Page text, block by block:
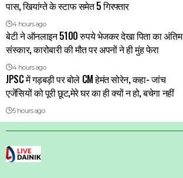
पास, खियांग्ते के स्टाफ समेत 5 गिरफ्तार
4 hours ago
बेटी ने ऑनलाइन 5100 रुपये भेजकर देखा पिता का अंतिम
संस्कार, कारोबारी की मौत पर अपनों ने ही मुंह फेरा
4 hours ago
JPSC में गड़बड़ी पर बोले CM हेमंत सोरेन, कहा- जांच
एजेंसियों को पूरी छूट,मेरे घर का ही क्यों न हो, बचेगा नहीं
5 hours ago